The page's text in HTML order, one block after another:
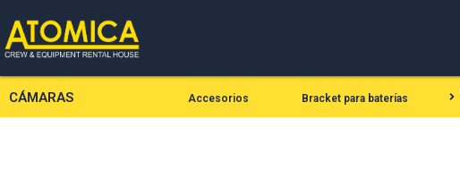
al
contenido
CÁMARAS Accesorios Bracket para baterías